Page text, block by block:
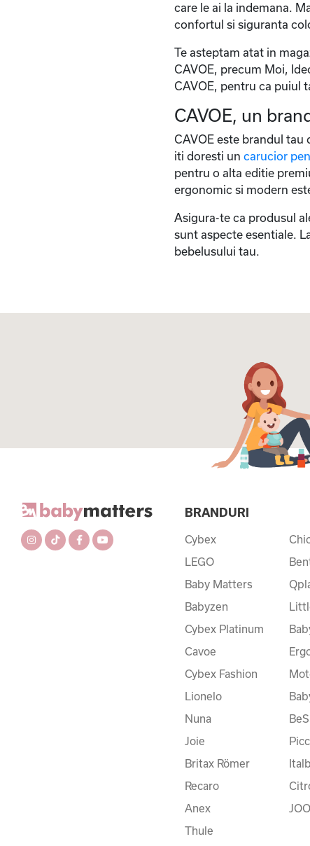
care le ai la indemana.
confortul si siguranta
Te asteptam atat in
CAVOE, precum Moi,
CAVOE, pentru ca puiul
CAVOE, un
CAVOE este brandul
iti doresti un carucior
pentru o alta editie
ergonomic si modern
Asigura-te ca produsul
sunt aspecte esentiale.
bebelusului tau.
BRANDURI
Cybex
LEGO
Baby Matters
Babyzen
Cybex Platinum
Cavoe
Cybex Fashion
Lionelo
Nuna
Joie
Britax Römer
Recaro
Anex
Thule